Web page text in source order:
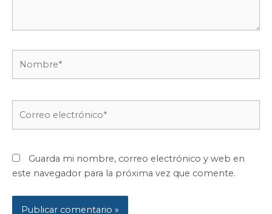
Guarda mi nombre, correo electrónico y web en
este navegador para la próxima vez que comente.